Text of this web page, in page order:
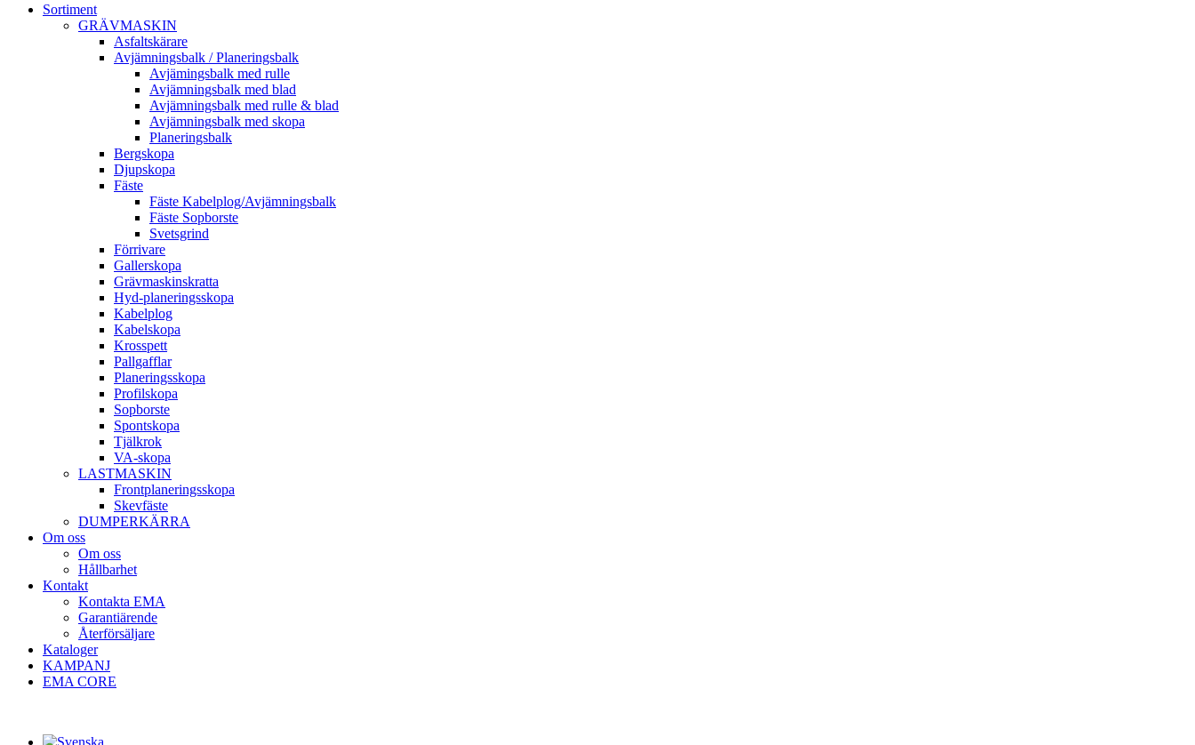
Sortiment
GRÄV­MASKIN
Asfalt­skärare
Avjämnings­balk / Planeringsbalk
Avjämingsbalk med rulle
Avjämningsbalk med blad
Avjämningsbalk med rulle & blad
Avjämningsbalk med skopa
Planerings­balk
Berg­skopa
Djup­skopa
Fäste
Fäste Kabel­­plog/­Avjämnings­­balk
Fäste Sop­borste
Svets­grind
Förrivare
Galler­skopa
Gräv­maskins­kratta
Hyd­-planerings­skopa
Kabel­plog
Kabel­skopa
Kros­spett
Pallgafflar
Planerings­skopa
Profil­skopa
Sop­borste
Spont­skopa
Tjäl­krok
VA­-skopa
LAST­MASKIN
Front­planerings­skopa
Skev­fäste
DUMPER­KÄRRA
Om oss
Om oss
Hållbarhet
Kontakt
Kontakta EMA
Garantiärende
Återförsäljare
Kataloger
KAMPANJ
EMA CORE